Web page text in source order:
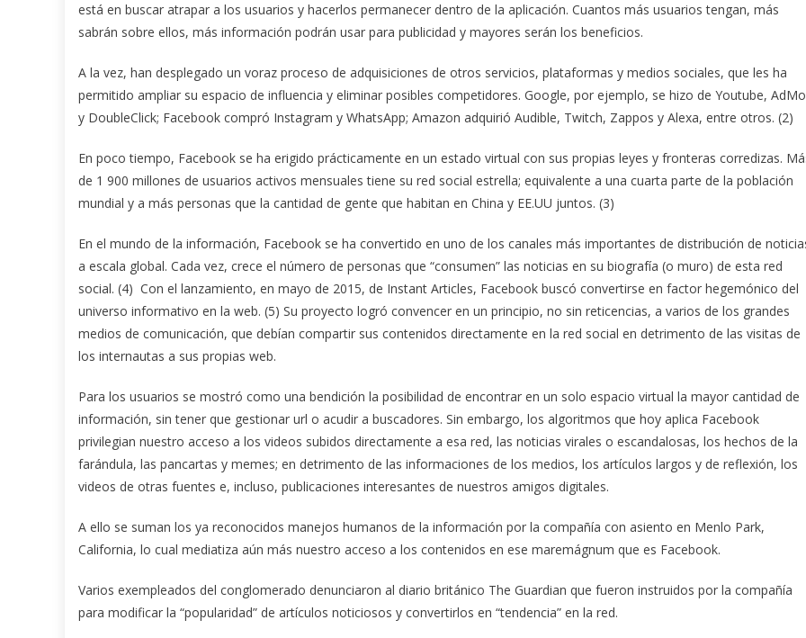
está en buscar atrapar a los usuarios y hacerlos permanecer dentro de la aplicación. Cuantos más usuarios tengan, más
sabrán sobre ellos, más información podrán usar para publicidad y mayores serán los beneficios.
A la vez, han desplegado un voraz proceso de adquisiciones de otros servicios, plataformas y medios sociales, que les ha
permitido ampliar su espacio de influencia y eliminar posibles competidores. Google, por ejemplo, se hizo de Youtube,
y DoubleClick; Facebook compró Instagram y WhatsApp; Amazon adquirió Audible, Twitch, Zappos y Alexa, entre otros. (2)
En poco tiempo, Facebook se ha erigido prácticamente en un estado virtual con sus propias leyes y fronteras corredizas.
de 1 900 millones de usuarios activos mensuales tiene su red social estrella; equivalente a una cuarta parte de la población
mundial y a más personas que la cantidad de gente que habitan en China y EE.UU juntos. (3)
En el mundo de la información, Facebook se ha convertido en uno de los canales más importantes de distribución de
a escala global. Cada vez, crece el número de personas que “consumen” las noticias en su biografía (o muro) de esta red
social. (4) Con el lanzamiento, en mayo de 2015, de Instant Articles, Facebook buscó convertirse en factor hegemónico del
universo informativo en la web. (5) Su proyecto logró convencer en un principio, no sin reticencias, a varios de los grandes
medios de comunicación, que debían compartir sus contenidos directamente en la red social en detrimento de las visitas de
los internautas a sus propias web.
Para los usuarios se mostró como una bendición la posibilidad de encontrar en un solo espacio virtual la mayor cantidad de
información, sin tener que gestionar url o acudir a buscadores. Sin embargo, los algoritmos que hoy aplica Facebook
privilegian nuestro acceso a los videos subidos directamente a esa red, las noticias virales o escandalosas, los hechos de la
farándula, las pancartas y memes; en detrimento de las informaciones de los medios, los artículos largos y de reflexión, los
videos de otras fuentes e, incluso, publicaciones interesantes de nuestros amigos digitales.
A ello se suman los ya reconocidos manejos humanos de la información por la compañía con asiento en Menlo Park,
California, lo cual mediatiza aún más nuestro acceso a los contenidos en ese maremágnum que es Facebook.
Varios exempleados del conglomerado denunciaron al diario británico The Guardian que fueron instruidos por la compañía
para modificar la “popularidad” de artículos noticiosos y convertirlos en “tendencia” en la red.